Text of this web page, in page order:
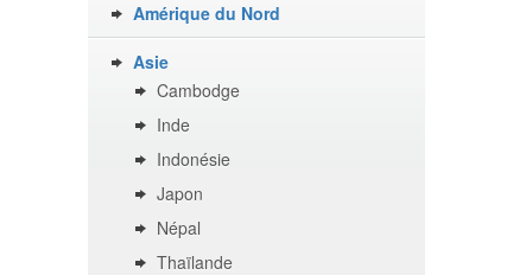
Amérique du Nord
Asie
Cambodge
Inde
Indonésie
Japon
Népal
Thaïlande